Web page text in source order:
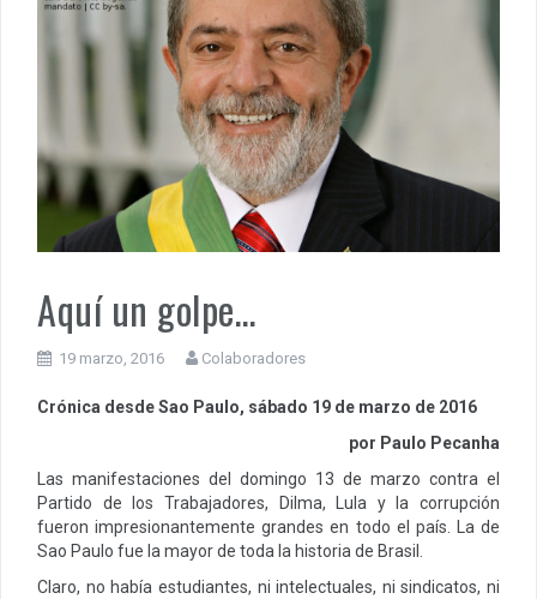
Aquí un golpe…
19 marzo, 2016 Colaboradores
Crónica desde Sao Paulo, sábado 19 de marzo de 2016
por Paulo Pecanha
Las manifestaciones del domingo 13 de marzo contra el
Partido de los Trabajadores, Dilma, Lula y la corrupción
fueron impresionantemente grandes en todo el país. La de
Sao Paulo fue la mayor de toda la historia de Brasil.
Claro, no había estudiantes, ni intelectuales, ni sindicatos, ni